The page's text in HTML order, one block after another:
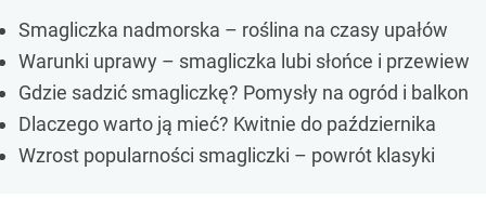
Smagliczka nadmorska – roślina na czasy upałów
Warunki uprawy – smagliczka lubi słońce i przewiew
Gdzie sadzić smagliczkę? Pomysły na ogród i balkon
Dlaczego warto ją mieć? Kwitnie do października
Wzrost popularności smagliczki – powrót klasyki